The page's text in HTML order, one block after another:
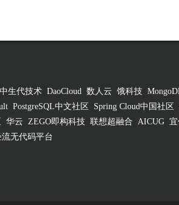
中生代技术 DaoCloud 数人云 饿科技
PostgreSQL中文社区 Spring Cloud中国社区
华云 ZEGO即构科技 联想超融合 AICUG
流无代码平台